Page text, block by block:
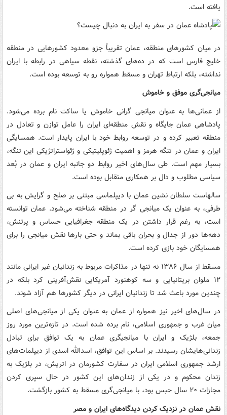
یافته است.
در میان کشورهای منطقه، عمان تقریباً جزو معدود کشورهایی در منطقه
خلیج فارس است که در ده‌های گذشته، نقطه سیاهی در رابطه با ایران
نداشته، بلکه ارتباط تهران و مسقط همواره رو به توسعه بوده است.
میانجی‌گری موفق و خاموش
از عمانی‌ها به عنوان میانجی گرانی خاموش یا ساکت نام برده می‌شود.
پادشاهی عمان جایگاه و نقش منطقه‌ای ایران را عامل توازن و تعادل در
منطقه تعبیر کرده و در توسعه روابط خود با ایران پایدار است. همسایگی
ایران و عمان در تنگه هرمز و اهمیت ژئوپلیتیکی و ژئواستراتژیکی این تنگه،
بسیار مهم است. طی سال‌های اخیر روابط دو جانبه ایران و عمان در بُعد
سیاسی مطلوب و دال بر همکاری متقابل بوده است.
سالهاست سلطان نشین عمان با دیپلماسی مبتنی بر صلح و گرایش به بی
طرفی، به عنوان یک میانجی گر در منطقه شناخته می‌شود. عمان توانسته
است، به رغم قرار داشتن در یک منطقه جغرافیایی حساس و پرتنش،
دهه‌ها دور از جدال و بحران باقی بماند و حتی بارها نقش میانجی را برای
همسایگان خود بازی کرده است.
مسقط از سال ۱۳۸۶ نه تنها در مذاکرات مربوط به زندانیان غیر ایرانی مانند
۱۲ ملوان بریتانیایی و سه کوهنورد آمریکایی نقش‌آفرینی کرد بلکه در
چندین مورد باعث شد تا زندانیان ایرانی در دیگر کشورها هم آزاد شوند.
در سال‌های اخیر نیز همواره از عمان به عنوان یکی از میانجی‌های اصلی
میان غرب و جمهوری اسلامی، نام برده شده است. در تازه‌ترین مورد روز
جمعه، بلژیک و ایران با میانجیگری عمان به یک توافق برای تبادل
زندانی‌هایشان رسیدند. بر اساس این توافق، اسدالله اسدی از دیپلمات‌های
ارشد جمهوری اسلامی ایران در سفارت کشورمان در اتریش، در بلژیک به
زندان محکوم و در یکی از زندان‌های این کشور در حال سپری کردن
مجازات ۲۰ سال حبس بود، با میانجی‌گری مسقط به کشور بازگشت.
نقش عمان در نزدیک کردن دیدگاه‌های ایران و مصر